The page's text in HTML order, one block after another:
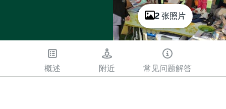
2 张照片
概述 附近 常见问题解答